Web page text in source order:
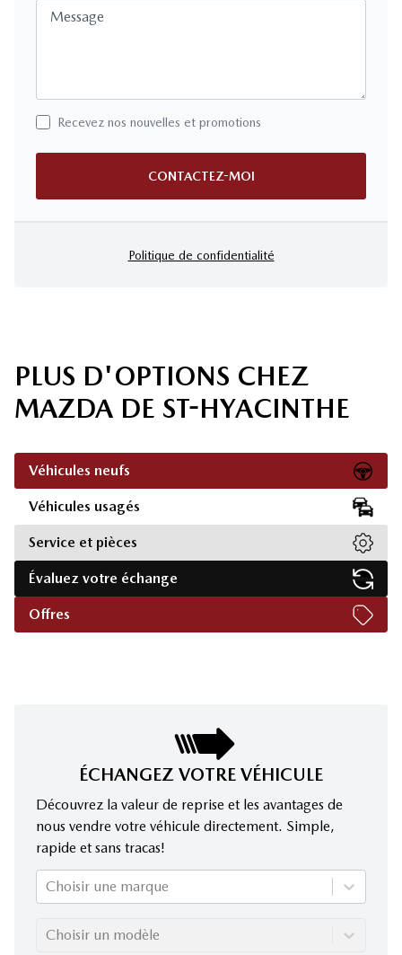
Message
Recevez nos nouvelles et promotions
CONTACTEZ-MOI
Politique de confidentialité
PLUS D'OPTIONS CHEZ
MAZDA DE ST-HYACINTHE
Véhicules neufs
Véhicules usagés
Service et pièces
Évaluez votre échange
Offres
ÉCHANGEZ VOTRE VÉHICULE
Découvrez la valeur de reprise et les avantages de
nous vendre votre véhicule directement. Simple,
rapide et sans tracas!
Choisir une marque
Choisir un modèle